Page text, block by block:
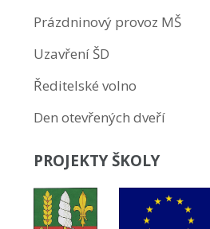
Prázdninový provoz MŠ
Uzavření ŠD
Ředitelské volno
Den otevřených dveří
PROJEKTY ŠKOLY